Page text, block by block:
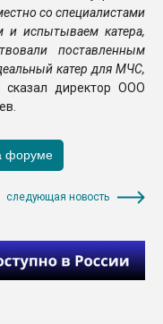
со специалистами
испытываем катера,
поставленным
катер для МЧС,
сказал директор ООО
следующая новость